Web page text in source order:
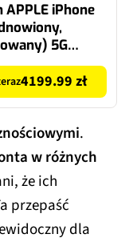
iPhone
5G
120Hz Tytan
2x eSIM
4199.99 zł
.
w różnych
że ich
przepaść
dla